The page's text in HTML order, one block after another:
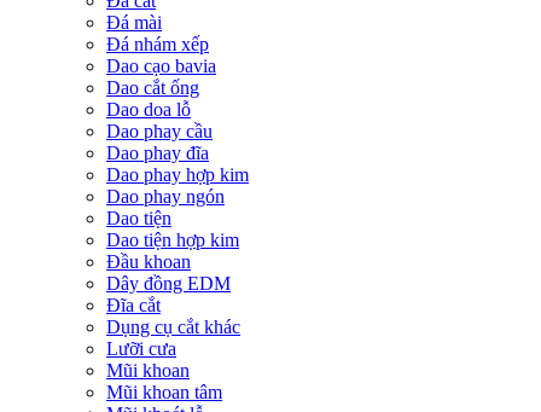
Đá mài
Đá nhám xếp
Dao cạo bavia
Dao cắt ống
Dao doa lỗ
Dao phay cầu
Dao phay đĩa
Dao phay hợp kim
Dao phay ngón
Dao tiện
Dao tiện hợp kim
Đầu khoan
Dây đồng EDM
Đĩa cắt
Dụng cụ cắt khác
Lưỡi cưa
Mũi khoan
Mũi khoan tâm